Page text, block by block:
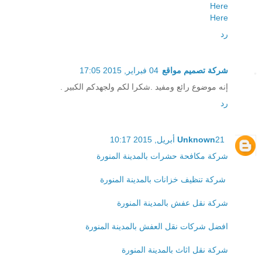
Here
Here
رد
شركة تصميم مواقع 04 فبراير, 2015 17:05
إنه موضوع رائع ومفيد .شكرا لكم ولجهدكم الكبير .
رد
Unknown21 أبريل, 2015 10:17
شركة مكافحة حشرات بالمدينة المنورة
شركة تنظيف خزانات بالمدينة المنورة
شركة نقل عفش بالمدينة المنورة
افضل شركات نقل العفش بالمدينة المنورة
شركة نقل اثاث بالمدينة المنورة